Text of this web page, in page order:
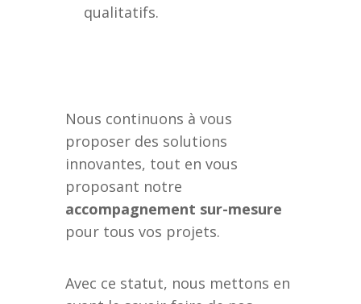
qualitatifs.
Nous continuons à vous
proposer des solutions
innovantes, tout en vous
proposant notre
accompagnement sur-mesure
pour tous vos projets.
Avec ce statut, nous mettons en